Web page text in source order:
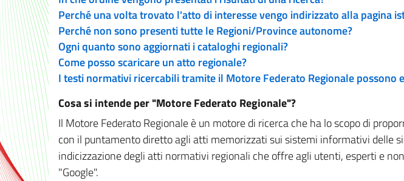
Perché una volta trovato l'atto di interesse vengo indirizzato alla pagina
Perché non sono presenti tutte le Regioni/Province autonome?
Ogni quanto sono aggiornati i cataloghi regionali?
Come posso scaricare un atto regionale?
I testi normativi ricercabili tramite il Motore Federato Regionale
Cosa si intende per "Motore Federato Regionale"?
Il Motore Federato Regionale è un motore di ricerca che ha lo scopo di
con il puntamento diretto agli atti memorizzati sui sistemi informativi delle
indicizzazione degli atti normativi regionali che offre agli utenti, esperti e
"Google".